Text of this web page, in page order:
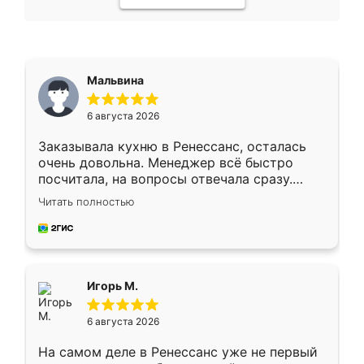
Мальвина
6 августа 2026
Заказывала кухню в Ренессанс, осталась
очень довольна. Менеджер всё быстро
посчитала, на вопросы отвечала сразу.
Замерщик приехал в субботу, подошёл к
делу со всей ответственностью. Собрали
за день, ребята работали аккуратно, даже
Читать полностью
Игорь М.
6 августа 2026
На самом деле в Ренессанс уже не первый